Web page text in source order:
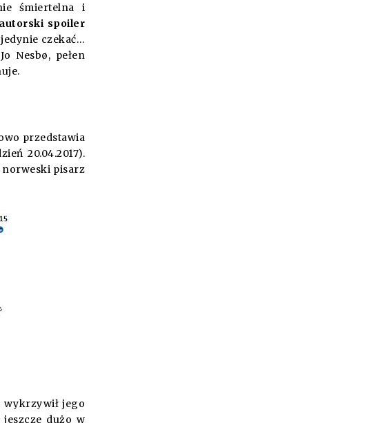
śmiertelna i
autorski spoiler
czekać…
Nesbø, pełen
przedstawia
20.04.2017).
norweski pisarz
wykrzywił jego
dużo w